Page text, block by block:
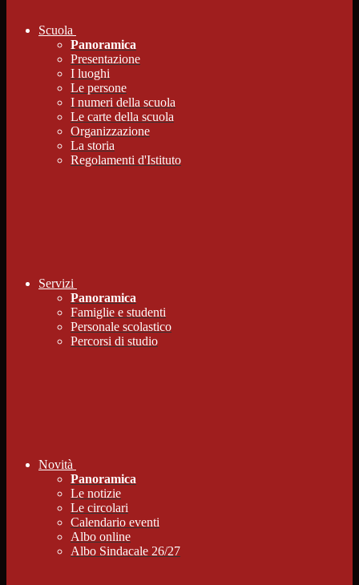
Scuola
Panoramica
Presentazione
I luoghi
Le persone
I numeri della scuola
Le carte della scuola
Organizzazione
La storia
Regolamenti d'Istituto
Servizi
Panoramica
Famiglie e studenti
Personale scolastico
Percorsi di studio
Novità
Panoramica
Le notizie
Le circolari
Calendario eventi
Albo online
Albo Sindacale 26/27